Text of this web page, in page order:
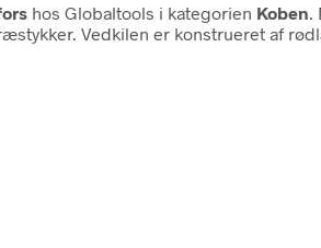
hos Globaltools i kategorien Koben
Vedkilen er konstrueret af